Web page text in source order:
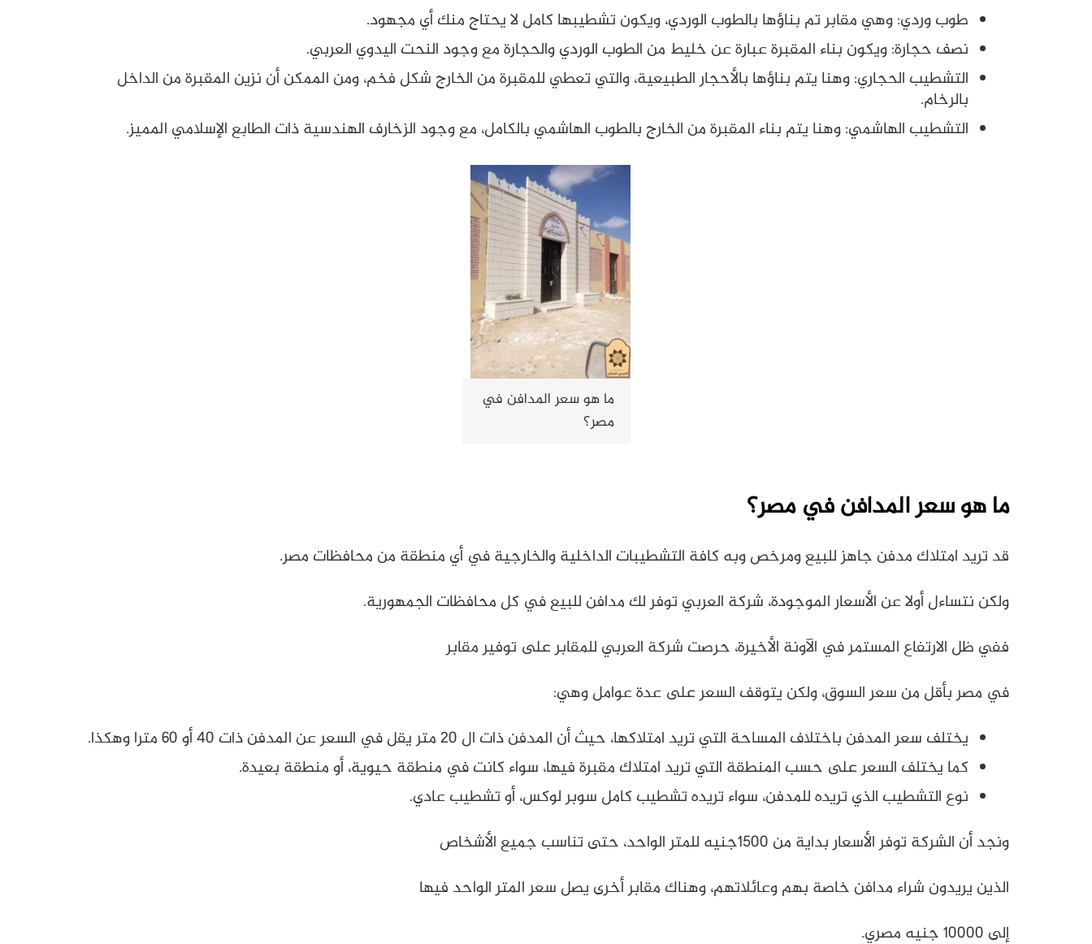
طوب وردي: وهي مقابر تم بناؤها بالطوب الوردي، ويكون تشطيبها كامل لا يحتاج منك أي مجهود.
نصف حجارة: ويكون بناء المقبرة عبارة عن خليط من الطوب الوردي والحجارة مع وجود النحت اليدوي العربي.
التشطيب الحجاري: وهنا يتم بناؤها بالأحجار الطبيعية، والتي تعطي للمقبرة من الخارج شكل فخم، ومن الممكن أن نزين المقبرة من الداخل
بالرخام.
التشطيب الهاشمي: وهنا يتم بناء المقبرة من الخارج بالطوب الهاشمي بالكامل، مع وجود الزخارف الهندسية ذات الطابع الإسلامي المميز.
ما هو سعر المدافن في
مصر؟
ما هو سعر المدافن في مصر؟
قد تريد امتلاك مدفن جاهز للبيع ومرخص وبه كافة التشطيبات الداخلية والخارجية في أي منطقة من محافظات مصر.
ولكن نتساءل أولا عن الأسعار الموجودة، شركة العربي توفر لك مدافن للبيع في كل محافظات الجمهورية.
ففي ظل الارتفاع المستمر في الآونة الأخيرة، حرصت شركة العربي للمقابر على توفير مقابر
في مصر بأقل من سعر السوق، ولكن يتوقف السعر على عدة عوامل وهي:
يختلف سعر المدفن باختلاف المساحة التي تريد امتلاكها، حيث أن المدفن ذات ال 20 متر يقل في السعر عن المدفن ذات 40 أو 60 مترا وهكذا.
كما يختلف السعر على حسب المنطقة التي تريد امتلاك مقبرة فيها، سواء كانت في منطقة حيوية، أو منطقة بعيدة.
نوع التشطيب الذي تريده للمدفن، سواء تريده تشطيب كامل سوبر لوكس، أو تشطيب عادي.
ونجد أن الشركة توفر الأسعار بداية من 1500جنيه للمتر الواحد، حتى تناسب جميع الأشخاص
الذين يريدون شراء مدافن خاصة بهم وعائلاتهم، وهناك مقابر أخرى يصل سعر المتر الواحد فيها
إلى 10000 جنيه مصري.